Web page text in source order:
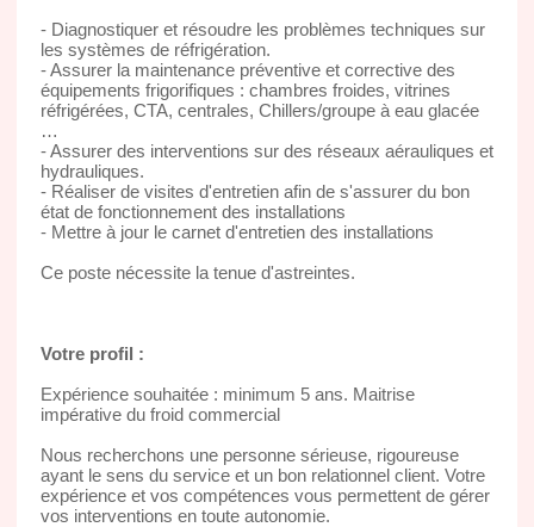
- Diagnostiquer et résoudre les problèmes techniques sur
les systèmes de réfrigération.
- Assurer la maintenance préventive et corrective des
équipements frigorifiques : chambres froides, vitrines
réfrigérées, CTA, centrales, Chillers/groupe à eau glacée
…
- Assurer des interventions sur des réseaux aérauliques et
hydrauliques.
- Réaliser de visites d'entretien afin de s'assurer du bon
état de fonctionnement des installations
- Mettre à jour le carnet d'entretien des installations
Ce poste nécessite la tenue d'astreintes.
Votre profil :
Expérience souhaitée : minimum 5 ans. Maitrise
impérative du froid commercial
Nous recherchons une personne sérieuse, rigoureuse
ayant le sens du service et un bon relationnel client. Votre
expérience et vos compétences vous permettent de gérer
vos interventions en toute autonomie.